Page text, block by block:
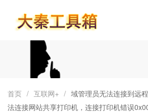
首页 / 互联网+ / 域管理员无法连接到远
法连接网站共享打印机，连接打印机错误